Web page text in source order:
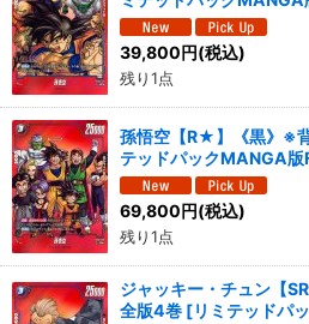
39,800円(税込)
残り1点
孫悟空【R★】《黒》※
テッドパックMANGA
69,800円(税込)
残り1点
ジャッキー・チュン【
全版4巻 [リミテッドパ